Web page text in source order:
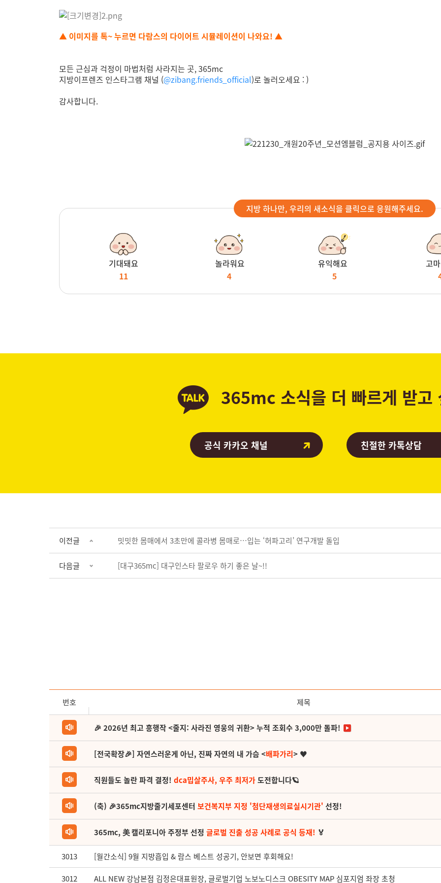
▲ 이미지를 톡~ 누르면 다람스의 다이어트 시뮬레이션이 나와요! ▲
모든 근심과 걱정이 마법처럼 사라지는 곳, 365mc
지방이프렌즈 인스타그램 채널 (@zibang.friends_official)로 놀러오세요 : )
감사합니다.
지방 하나만, 우리의 새소식을 클릭으로 응원해주세요.
기대돼요
11
놀라워요
4
유익해요
5
고
365mc 소식을 더 빠르게 받고
공식 카카오 채널 친절한 카톡상담
이전글 밋밋한 몸매에서 3초만에 콜라병 몸매로…입는 ‘허파고리’ 연구개발 돌입
다음글 [대구365mc] 대구인스타 팔로우 하기 좋은 날~!!
번호 제목
🎉 2026년 최고 흥행작 <줄지: 사라진 영웅의 귀환> 누적 조회수 3,000만 돌파!
[전국확장🎉] 자연스러운게 아닌, 진짜 자연의 내 가슴 <배파가리> ♥
직원들도 놀란 파격 결정! dca밉살주사, 우주 최저가도전합니다🪐
(축) 🎉365mc지방줄기세포센터 보건복지부 지정 '첨단재생의료실시기관' 선정!
365mc, 美 캘리포니아 주정부 선정 글로벌 진출 성공 사례로 공식 등재! 🏅
3013 [월간소식] 9월 지방흡입 & 람스 베스트 성공기, 안보면 후회해요!
3012 ALL NEW 강남본점 김정은대표원장, 글로벌기업 노보노디스크 OBESITY MAP 심포지엄 좌장 초청